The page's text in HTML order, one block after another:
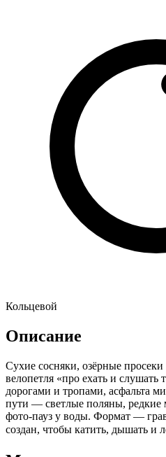
Кольцевой
Описание
Сухие сосняки, озёрные
велопетля «про ехать и
дорогами и тропами, асфальта
пути — светлые поляны, редкие
фото-пауз у воды. Формат —
создан, чтобы катить, дышать и